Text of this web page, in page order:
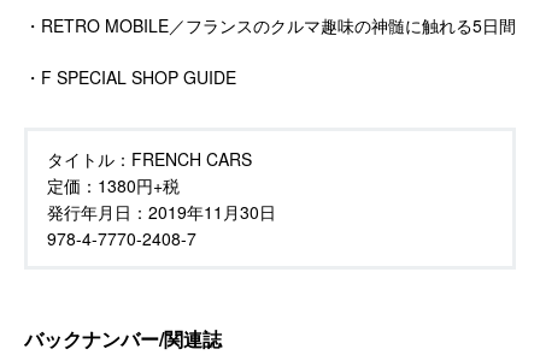
・RETRO MOBILE／フランスのクルマ趣味の神髄に触れる5日間
・F SPECIAL SHOP GUIDE
タイトル： FRENCH CARS
定価： 1380円+税
発行年月日： 2019年11月30日
978-4-7770-2408-7
バックナンバー/関連誌